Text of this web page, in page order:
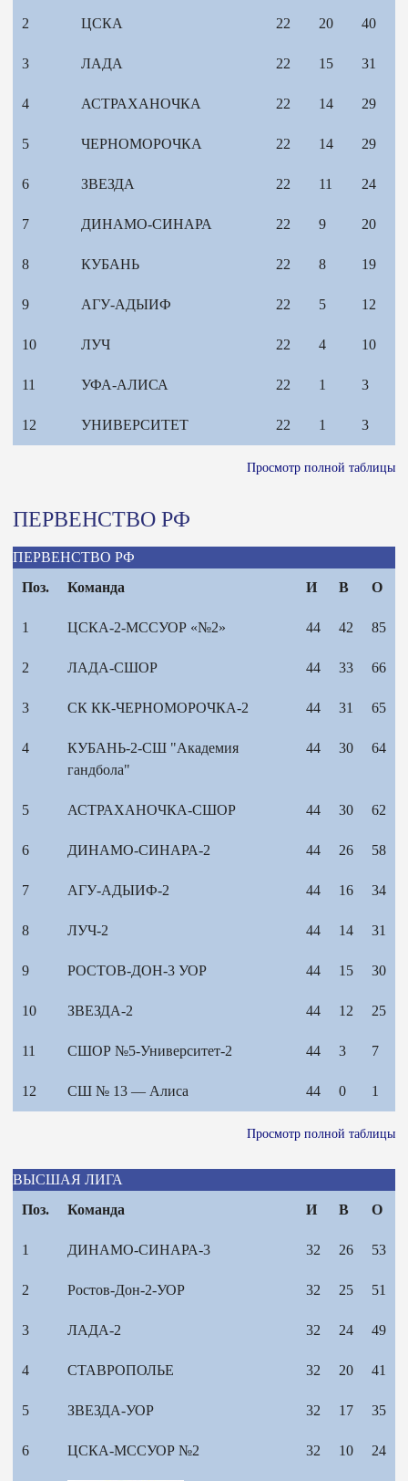
2 ЦСКА 22 20 40
3 ЛАДА 22 15 31
4 АСТРАХАНОЧКА 22 14 29
5 ЧЕРНОМОРОЧКА 22 14 29
6 ЗВЕЗДА 22 11 24
7 ДИНАМО-СИНАРА 22 9 20
8 КУБАНЬ 22 8 19
9 АГУ-АДЫИФ 22 5 12
10 ЛУЧ 22 4 10
11 УФА-АЛИСА 22 1 3
12 УНИВЕРСИТЕТ 22 1 3
Просмотр полной таблицы
ПЕРВЕНСТВО РФ
ПЕРВЕНСТВО РФ
Поз.
Команда И В О
1 ЦСКА-2-МССУОР «№2» 44 42 85
2 ЛАДА-СШОР 44 33 66
3 СК КК-ЧЕРНОМОРОЧКА-2 44 31 65
4
КУБАНЬ-2-СШ "Академия
гандбола"
44 30 64
5 АСТРАХАНОЧКА-СШОР 44 30 62
6 ДИНАМО-СИНАРА-2 44 26 58
7 АГУ-АДЫИФ-2 44 16 34
8 ЛУЧ-2 44 14 31
9 РОСТОВ-ДОН-3 УОР 44 15 30
10 ЗВЕЗДА-2 44 12 25
11 СШОР №5-Университет-2 44 3 7
12 СШ № 13 — Алиса 44 0 1
Просмотр полной таблицы
ВЫСШАЯ ЛИГА
Поз.
Команда И В О
1 ДИНАМО-СИНАРА-3 32 26 53
2 Ростов-Дон-2-УОР 32 25 51
3 ЛАДА-2 32 24 49
4 СТАВРОПОЛЬЕ 32 20 41
5 ЗВЕЗДА-УОР 32 17 35
6 ЦСКА-МССУОР №2 32 10 24